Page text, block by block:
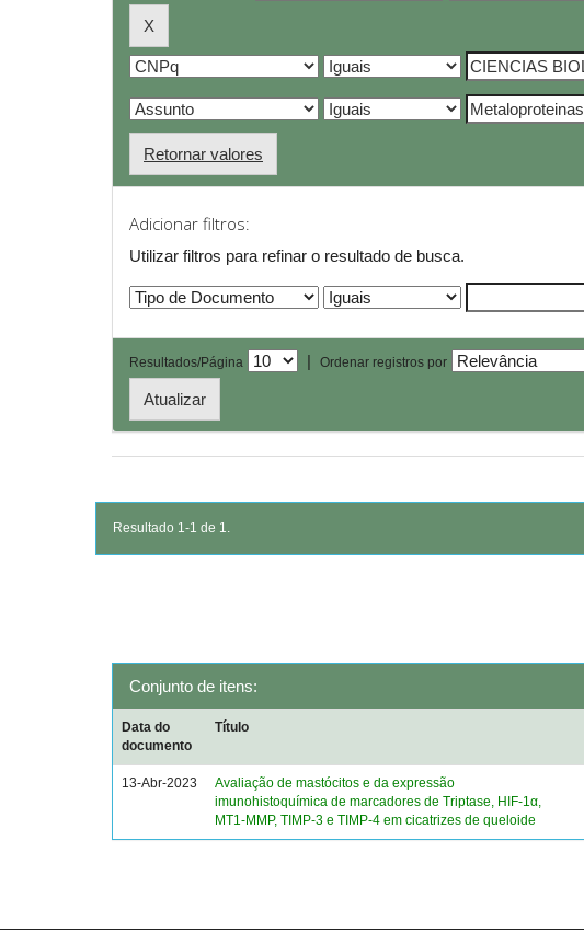
Retornar valores
Adicionar filtros:
Utilizar filtros para refinar o resultado de busca.
Resultados/Página | Ordenar registros por
Resultado 1-1 de 1.
Conjunto de itens:
Data do
documento
Título
13-Abr-2023
Avaliação de mastócitos e da expressão
imunohistoquímica de marcadores de Triptase, HIF-1α,
MT1-MMP, TIMP-3 e TIMP-4 em cicatrizes de queloide